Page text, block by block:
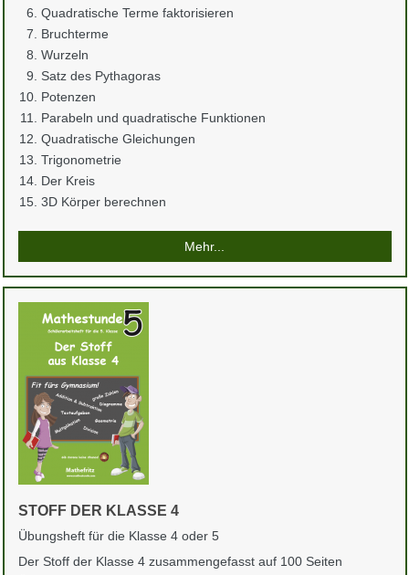
Quadratische Terme faktorisieren
Bruchterme
Wurzeln
Satz des Pythagoras
Potenzen
Parabeln und quadratische Funktionen
Quadratische Gleichungen
Trigonometrie
Der Kreis
3D Körper berechnen
Mehr...
STOFF DER KLASSE 4
Übungsheft für die Klasse 4 oder 5
Der Stoff der Klasse 4 zusammengefasst auf 100 Seiten